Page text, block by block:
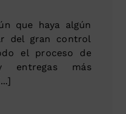
que haya algún
del gran control
el proceso de
entregas más